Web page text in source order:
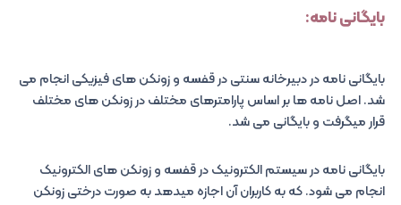
بایگانی نامه:
بایگانی نامه در دبیرخانه سنتی در قفسه و زونکن های فیزیکی انجام می
شد. اصل نامه ها بر اساس پارامترهای مختلف در زونکن های مختلف
قرار میگرفت و بایگانی می شد.
بایگانی نامه در سیستم الکترونیک در قفسه و زونکن های الکترونیک
انجام می شود. که به کاربران آن اجازه میدهد به صورت درختی زونکن